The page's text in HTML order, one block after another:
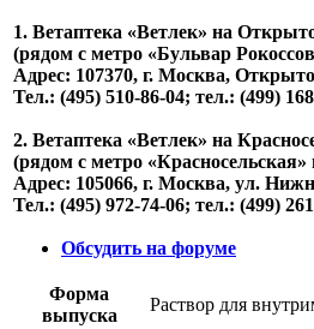
1. Ветаптека «Ветлек» на
(рядом с метро «Бульвар
Адрес: 107370, г. Москва,
Тел.: (495) 510-86-04; тел.: (499)
2. Ветаптека «Ветлек» на
(рядом с метро
Адрес: 105066, г. Москва, ул.
Тел.: (495) 972-74-06; тел.: (499)
Обсудить на форуме
Форма
выпуска
Раствор для